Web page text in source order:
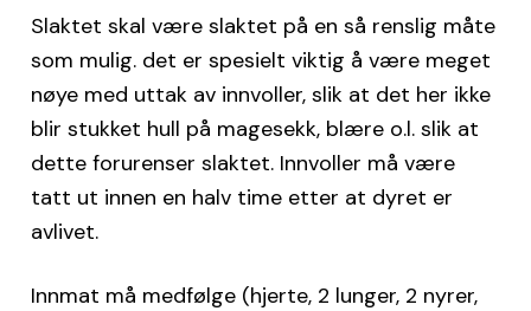
Slaktet skal være slaktet på en så renslig måte
som mulig. det er spesielt viktig å være meget
nøye med uttak av innvoller, slik at det her ikke
blir stukket hull på magesekk, blære o.l. slik at
dette forurenser slaktet. Innvoller må være
tatt ut innen en halv time etter at dyret er
avlivet.
Innmat må medfølge (hjerte, 2 lunger, 2 nyrer,